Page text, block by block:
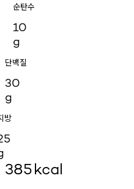
순탄수
10
g
단백질
30
g
방
385kcal